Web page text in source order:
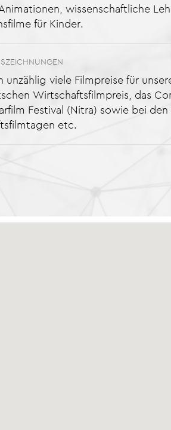
wissenschaftliche
für Kinder.
unzählig viele Filmpreise für
Wirtschaftsfilmpreis, das
Festival (Nitra) sowie bei
etc.